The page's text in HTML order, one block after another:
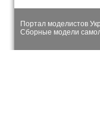
Портал моделистов
Сборные модели